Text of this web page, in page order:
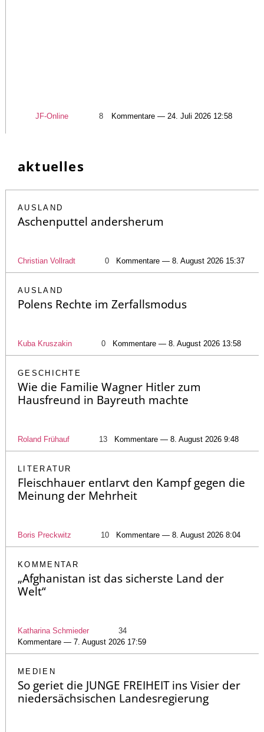
JF-Online 8 Kommentare — 24. Juli 2026 12:58
aktuelles
AUSLAND
Aschenputtel andersherum
Christian Vollradt 0 Kommentare — 8. August 2026 15:37
AUSLAND
Polens Rechte im Zerfallsmodus
Kuba Kruszakin 0 Kommentare — 8. August 2026 13:58
GESCHICHTE
Wie die Familie Wagner Hitler zum
Hausfreund in Bayreuth machte
Roland Frühauf 13 Kommentare — 8. August 2026 9:48
LITERATUR
Fleischhauer entlarvt den Kampf gegen die
Meinung der Mehrheit
Boris Preckwitz 10 Kommentare — 8. August 2026 8:04
KOMMENTAR
„Afghanistan ist das sicherste Land der
Welt“
Katharina Schmieder
34
Kommentare — 7. August 2026 17:59
MEDIEN
So geriet die JUNGE FREIHEIT ins Visier der
niedersächsischen Landesregierung